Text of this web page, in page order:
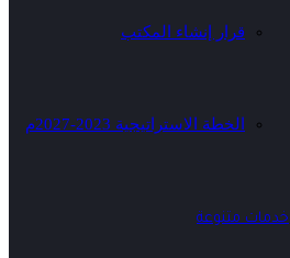
قرار إنشاء المكتب
الخطة الاستراتيجية 2023-2027م
خدمات متنوعة